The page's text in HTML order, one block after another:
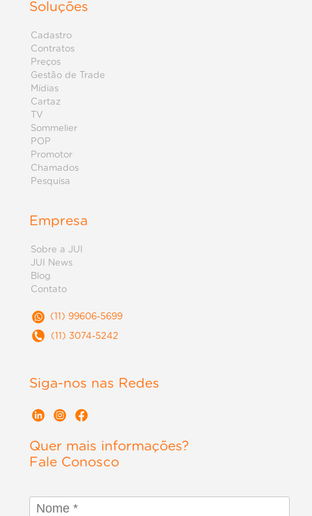
Soluções
Cadastro
Contratos
Preços
Gestão de Trade
Mídias
Cartaz
TV
Sommelier
POP
Promotor
Chamados
Pesquisa
Empresa
Sobre a JUI
JUI News
Blog
Contato
(11) 99606-5699
(11) 3074-5242
Siga-nos nas Redes
Quer mais informações?
Fale Conosco